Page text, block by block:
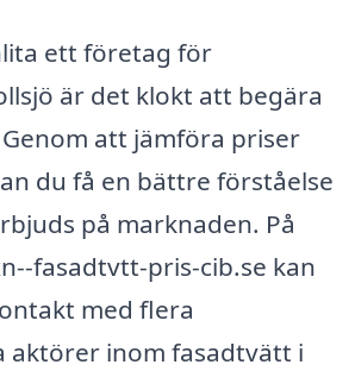
ett företag för
är det klokt att begära
att jämföra priser
du få en bättre förståelse
på marknaden. På
fasadtvtt-pris-cib.se kan
med flera
aktörer inom fasadtvätt i